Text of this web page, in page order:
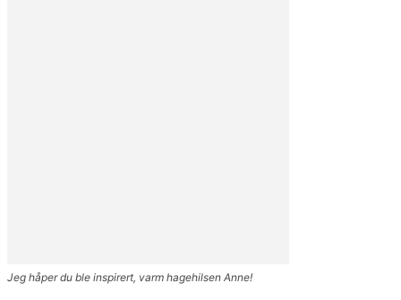
Jeg håper du ble inspirert, varm hagehilsen Anne!